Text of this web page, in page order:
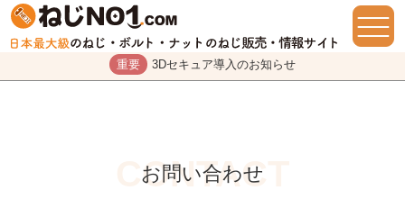
重要 3Dセキュア導入のお知らせ
お問い合わせ